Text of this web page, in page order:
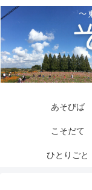
あそびば
こそだて
ひとりごと